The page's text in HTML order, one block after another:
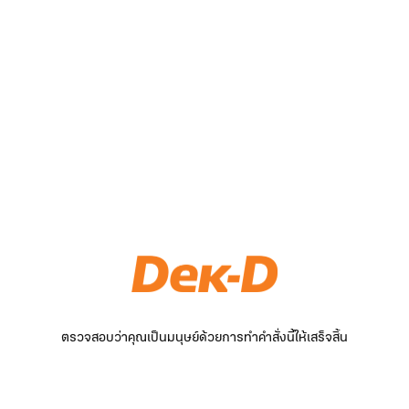
ตรวจสอบว่าคุณเป็นมนุษย์ด้วยการทำคำสั่งนี้ให้เสร็จสิ้น